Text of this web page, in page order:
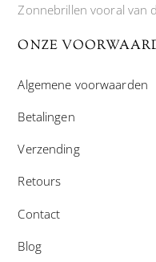
Zonnebrillen vooral van
ONZE
Algemene voorwaarden
Betalingen
Verzending
Retours
Contact
Blog